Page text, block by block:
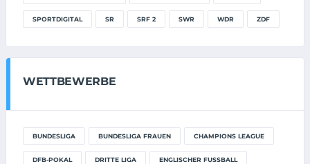
SPORTDIGITAL SR SRF 2 SWR WDR ZDF
WETTBEWERBE
BUNDESLIGA BUNDESLIGA FRAUEN CHAMPIONS LEAGUE
DFB-POKAL DRITTE LIGA ENGLISCHER FUSSBALL